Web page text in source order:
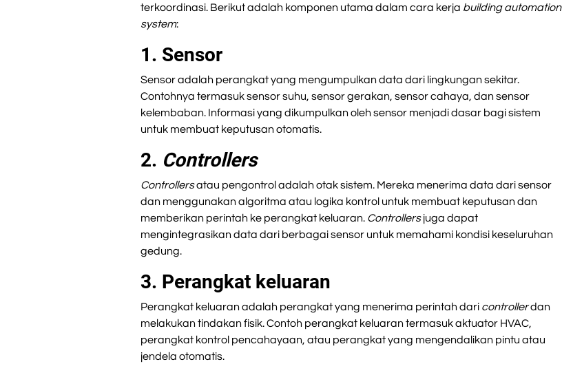
terkoordinasi. Berikut adalah komponen utama dalam cara kerja building automation
system:
1. Sensor
Sensor adalah perangkat yang mengumpulkan data dari lingkungan sekitar.
Contohnya termasuk sensor suhu, sensor gerakan, sensor cahaya, dan sensor
kelembaban. Informasi yang dikumpulkan oleh sensor menjadi dasar bagi sistem
untuk membuat keputusan otomatis.
2. Controllers
Controllersatau pengontrol adalah otak sistem. Mereka menerima data dari sensor
dan menggunakan algoritma atau logika kontrol untuk membuat keputusan dan
memberikan perintah ke perangkat keluaran. Controllersjuga dapat
mengintegrasikan data dari berbagai sensor untuk memahami kondisi keseluruhan
gedung.
3. Perangkat keluaran
Perangkat keluaran adalah perangkat yang menerima perintah dari controllerdan
melakukan tindakan fisik. Contoh perangkat keluaran termasuk aktuator HVAC,
perangkat kontrol pencahayaan, atau perangkat yang mengendalikan pintu atau
jendela otomatis.